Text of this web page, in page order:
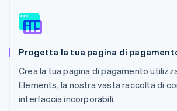
Progetta la tua pagina di
Crea la tua pagina di pagamento
Elements, la nostra vasta raccolta di
interfaccia incorporabili.
Nederlands
Polonia
English
Portogallo
Português English
RAS di Hong Kong, Cina
English 简体中文
Regno Unito